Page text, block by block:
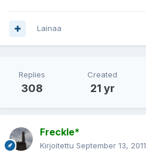
Lainaa
Replies
308
Created
21 yr
Freckle*
Kirjoitettu September 13, 2011